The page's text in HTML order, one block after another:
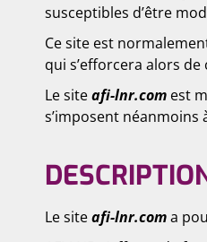
susceptibles d’être
Ce site est
qui s’efforcera alors
Le siteafi-lnr.com est
s’imposent néanmoins
Le siteafi-lnr.coma